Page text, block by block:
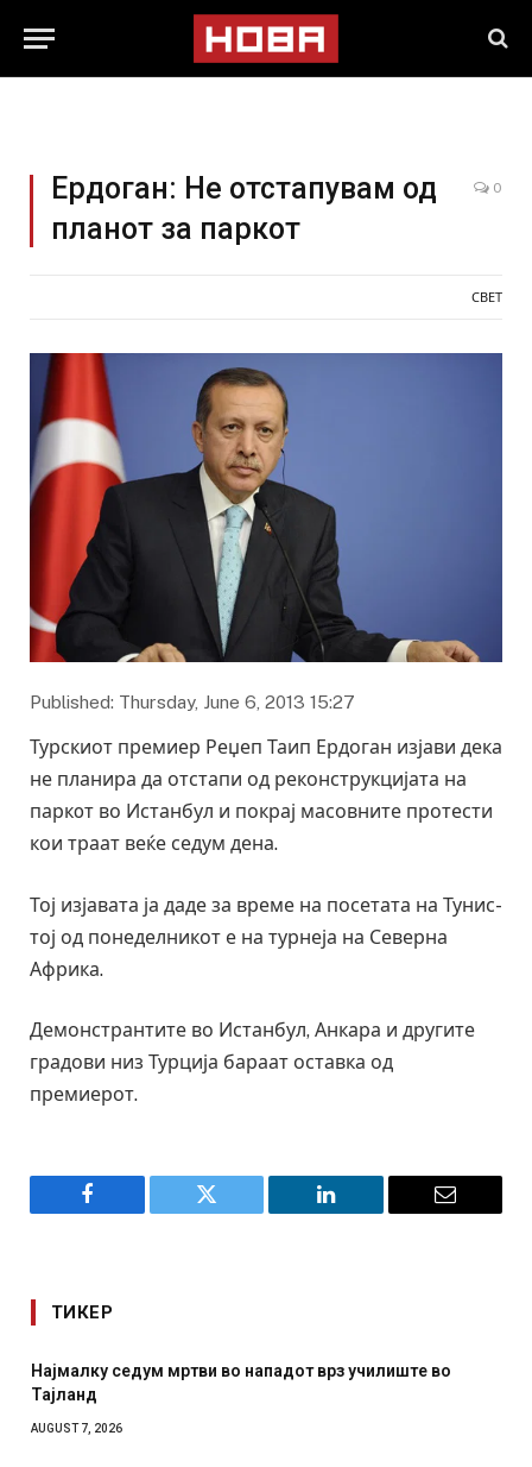
Ердоган: Не отстапувам од
планот за паркoт
0
СВЕТ
Published: Thursday, June 6, 2013 15:27
Турскиот премиер Реџеп Таип Ердоган изјави дека
не планира да отстапи од реконструкцијата на
паркoт во Истанбул и покрај масовните протести
кои траат веќе седум дена.
Тој изјавата ја даде за време на посетата на Тунис-
тој од понеделникот е на турнеја на Северна
Африка.
Демонстрантите во Истанбул, Анкара и другите
градови низ Турција бараат оставка од
премиерот.
Facebook Twitter LinkedIn Email
ТИКЕР
Најмалку седум мртви во нападот врз училиште во
Тајланд
AUGUST 7, 2026